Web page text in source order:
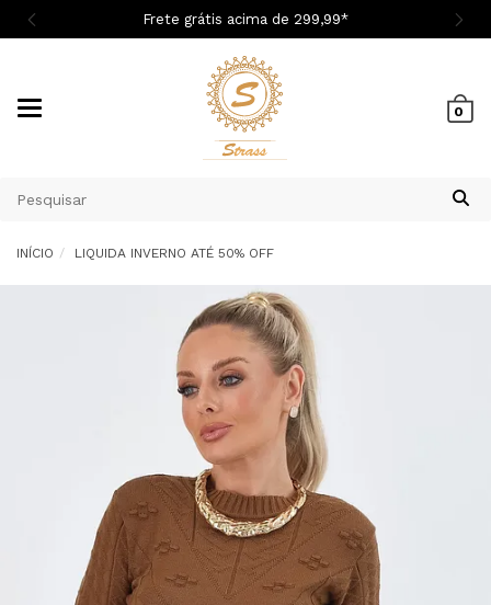
Frete grátis acima de 299,99*
0
INÍCIO LIQUIDA INVERNO ATÉ 50% OFF